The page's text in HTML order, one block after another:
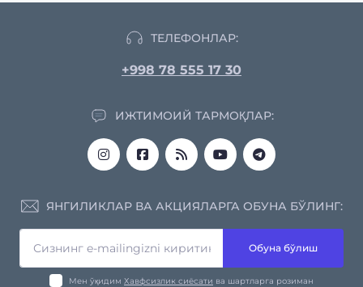
ТЕЛЕФОНЛАР:
+998 78 555 17 30
ИЖТИМОИЙ ТАРМОҚЛАР:
ЯНГИЛИКЛАР ВА АКЦИЯЛАРГА ОБУНА БЎЛИНГ:
Обуна бўлиш
Мен ўқидим Хавфсизлик сиёсати ва шартларга розиман